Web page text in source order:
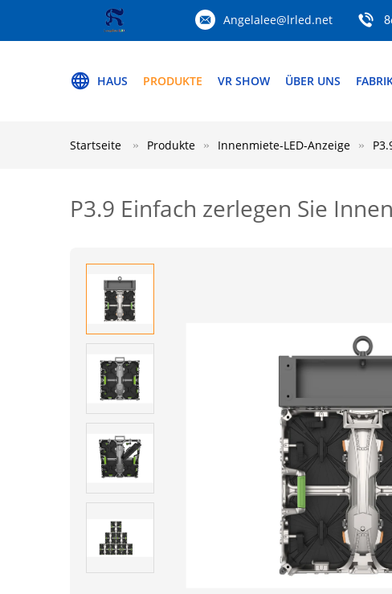
Angelalee@lrled.net
HAUS PRODUKTE VR SHOW ÜBER UNS
Startseite Produkte Innenmiete-LED-Anzeige
P3.9 Einfach zerlegen Sie